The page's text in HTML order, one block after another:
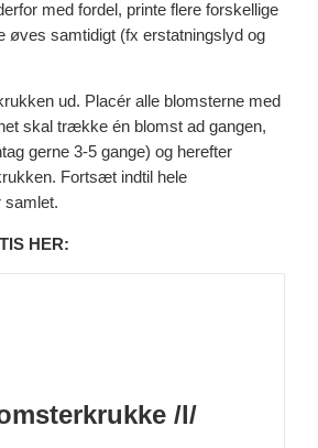
med fordel, printe flere forskellige
øves samtidigt (fx erstatningslyd og
ud. Placér alle blomsterne med
skal trække én blomst ad gangen,
gerne 3-5 gange) og herefter
Fortsæt indtil hele
samlet.
HER:
/l/